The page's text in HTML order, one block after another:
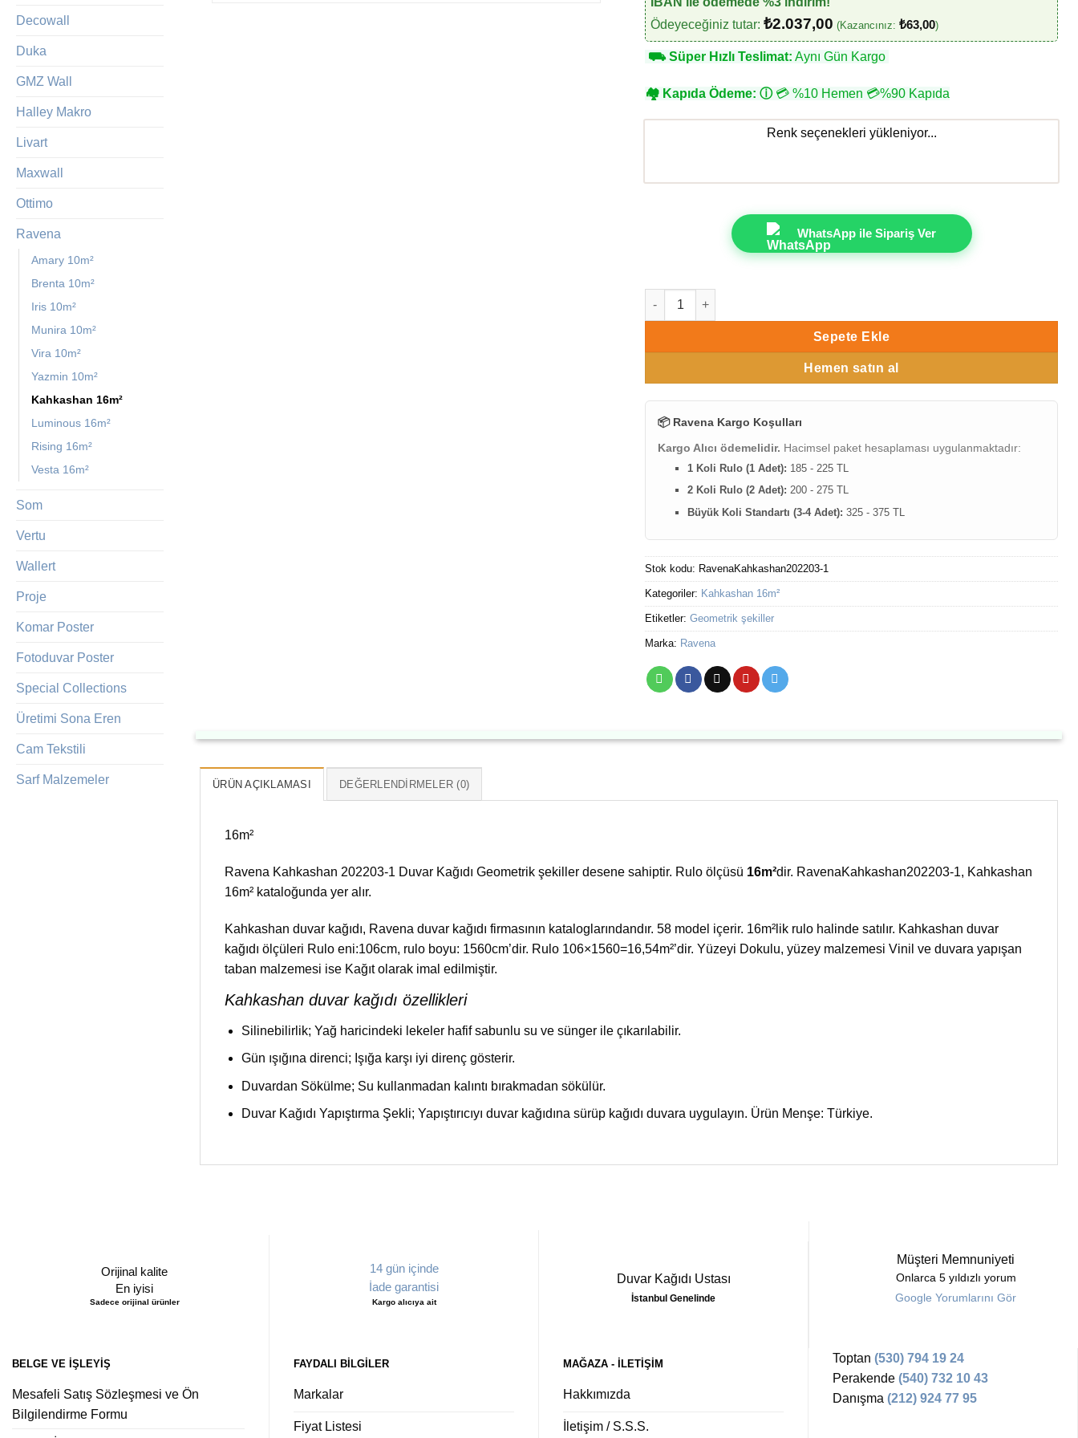
Decowall
Duka
GMZ Wall
Halley Makro
Livart
Maxwall
Ottimo
Ravena
Amary 10m²
Brenta 10m²
Iris 10m²
Munira 10m²
Vira 10m²
Yazmin 10m²
Kahkashan 16m²
Luminous 16m²
Rising 16m²
Vesta 16m²
Som
Vertu
Wallert
Proje
Komar Poster
Fotoduvar Poster
Special Collections
Üretimi Sona Eren
Cam Tekstili
Sarf Malzemeler
Ödeyeceğiniz tutar: ₺2.037,00 (Kazancınız: ₺63,00)
⛟Süper Hızlı Teslimat: Aynı Gün Kargo
🏘 Kapıda Ödeme: ⓘ💳 %10 Hemen 💳%90 Kapıda
Renk seçenekleri yükleniyor...
WhatsApp ile Sipariş Ver
Ravena Kahkashan 202203-1 Duvar Kağıdı adet
Sepete Ekle
Hemen satın al
📦 Ravena Kargo Koşulları
Kargo Alıcı ödemelidir. Hacimsel paket hesaplaması uygulanmaktadır:
1 Koli Rulo (1 Adet): 185 - 225 TL
2 Koli Rulo (2 Adet): 200 - 275 TL
Büyük Koli Standartı (3-4 Adet): 325 - 375 TL
Stok kodu: RavenaKahkashan202203-1
Kategoriler: Kahkashan 16m²
Etiketler: Geometrik şekiller
Marka: Ravena
ÜRÜN AÇIKLAMASI DEĞERLENDIRMELER (0)
16m²
Ravena Kahkashan 202203-1 Duvar Kağıdı Geometrik şekiller desene sahiptir. Rulo ölçüsü 16m²dir. RavenaKahkashan202203-1, Kahkashan
16m² kataloğunda yer alır.
Kahkashan duvar kağıdı, Ravena duvar kağıdı firmasının kataloglarındandır. 58 model içerir. 16m²lik rulo halinde satılır. Kahkashan duvar
kağıdı ölçüleri Rulo eni:106cm, rulo boyu: 1560cm’dir. Rulo 106×1560=16,54m²’dir. Yüzeyi Dokulu, yüzey malzemesi Vinil ve duvara yapışan
taban malzemesi ise Kağıt olarak imal edilmiştir.
Kahkashan duvar kağıdı özellikleri
Silinebilirlik; Yağ haricindeki lekeler hafif sabunlu su ve sünger ile çıkarılabilir.
Gün ışığına direnci; Işığa karşı iyi direnç gösterir.
Duvardan Sökülme; Su kullanmadan kalıntı bırakmadan sökülür.
Duvar Kağıdı Yapıştırma Şekli; Yapıştırıcıyı duvar kağıdına sürüp kağıdı duvara uygulayın. Ürün Menşe: Türkiye.
Orijinal kalite
En iyisi
Sadece orijinal ürünler
14 gün içinde
İade garantisi
Kargo alıcıya ait
Duvar Kağıdı Ustası
İstanbul Genelinde
Müşteri Memnuniyeti
Onlarca 5 yıldızlı yorum
Google Yorumlarını Gör
BELGE VE İŞLEYIŞ
Mesafeli Satış Sözleşmesi ve Ön
Bilgilendirme Formu
FAYDALI BILGILER
Markalar
Fiyat Listesi
MAĞAZA - ILETIŞIM
Hakkımızda
İletişim / S.S.S.
Toptan (530) 794 19 24
Perakende (540) 732 10 43
Danışma (212) 924 77 95